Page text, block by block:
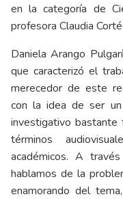
en la categoría de
profesora Claudia
Daniela Arango
que caracterizó el
merecedor de este
con la idea de ser un
investigativo bastante
términos
académicos. A
hablamos de la
enamorando del